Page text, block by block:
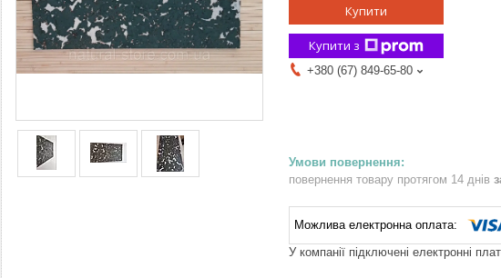
Купити
Купити з
+380 (67) 849-65-80
повернення товару протягом 14 днів
У компанії підключені електронні